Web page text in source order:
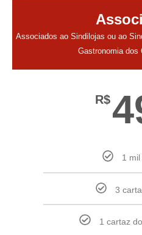
Associados ao Sindilojas ou ao
Gastronomia dos
R$
1
3
1 cartaz